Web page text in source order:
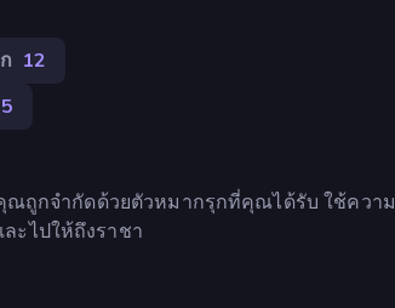
12
ณถูกจำกัดด้วยตัวหมากรุกที่คุณได้รับ ใช้ความ
ะไปให้ถึงราชา